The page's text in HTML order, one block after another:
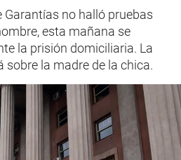
Garantías no halló pruebas
esta mañana se
la prisión domiciliaria. La
sobre la madre de la chica.